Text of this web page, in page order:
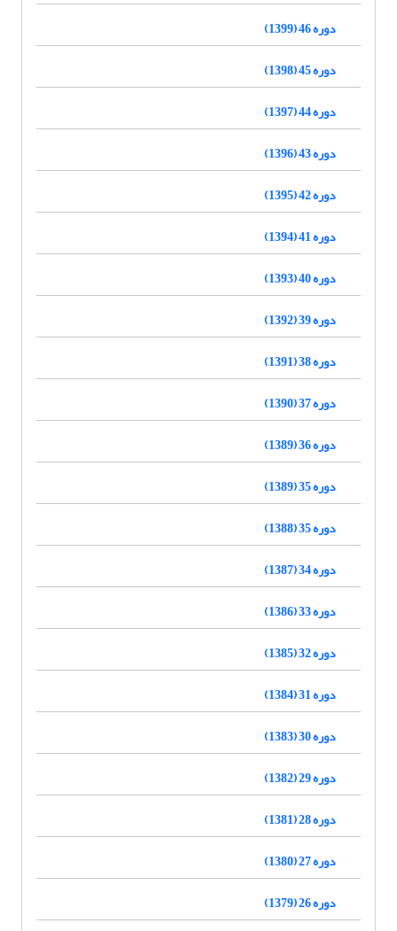
دوره 46 (1399)
دوره 45 (1398)
دوره 44 (1397)
دوره 43 (1396)
دوره 42 (1395)
دوره 41 (1394)
دوره 40 (1393)
دوره 39 (1392)
دوره 38 (1391)
دوره 37 (1390)
دوره 36 (1389)
دوره 35 (1389)
دوره 35 (1388)
دوره 34 (1387)
دوره 33 (1386)
دوره 32 (1385)
دوره 31 (1384)
دوره 30 (1383)
دوره 29 (1382)
دوره 28 (1381)
دوره 27 (1380)
دوره 26 (1379)